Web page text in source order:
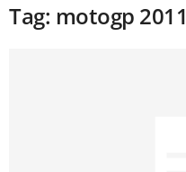
Tag: motogp 2011